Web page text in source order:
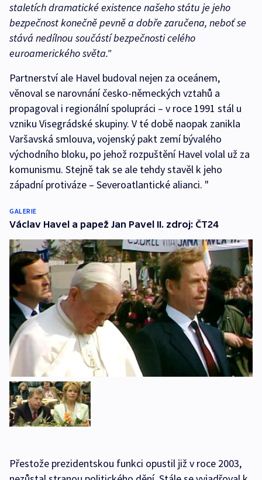
staletích dramatické existence našeho státu je jeho
bezpečnost konečně pevně a dobře zaručena, neboť se
stává nedílnou součástí bezpečnosti celého
euroamerického světa."
Partnerství ale Havel budoval nejen za oceánem,
věnoval se narovnání česko-německých vztahů a
propagoval i regionální spolupráci – v roce 1991 stál u
vzniku Visegrádské skupiny. V té době naopak zanikla
Varšavská smlouva, vojenský pakt zemí bývalého
východního bloku, po jehož rozpuštění Havel volal už za
komunismu. Stejně tak se ale tehdy stavěl k jeho
západní protiváze – Severoatlantické alianci. "
GALERIE
Václav Havel a papež Jan Pavel II. zdroj: ČT24
Přestože prezidentskou funkci opustil již v roce 2003,